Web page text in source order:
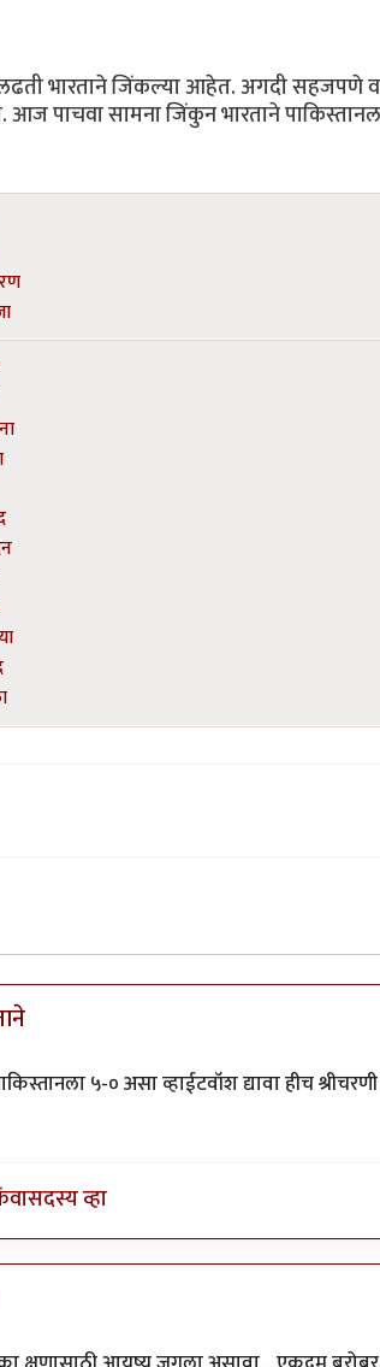
लढती भारताने जिंकल्या आहेत. अगदी सहजपणे
सामना जिंकुन भारताने पाकिस्तानला
५-० असा व्हाईटवॉश द्यावा हीच श्रीचरणी
सदस्य व्हा